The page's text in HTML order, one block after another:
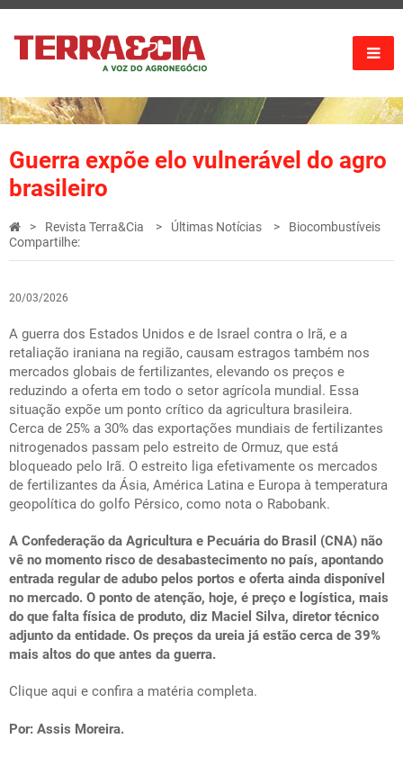
Guerra expõe elo vulnerável do agro
brasileiro
Revista Terra&Cia Últimas Notícias
Biocombustíveis
Compartilhe:
20/03/2026
A guerra dos Estados Unidos e de Israel contra o Irã, e a
retaliação iraniana na região, causam estragos também nos
mercados globais de fertilizantes, elevando os preços e
reduzindo a oferta em todo o setor agrícola mundial. Essa
situação expõe um ponto crítico da agricultura brasileira.
Cerca de 25% a 30% das exportações mundiais de fertilizantes
nitrogenados passam pelo estreito de Ormuz, que está
bloqueado pelo Irã. O estreito liga efetivamente os mercados
de fertilizantes da Ásia, América Latina e Europa à temperatura
geopolítica do golfo Pérsico, como nota o Rabobank.
A Confederação da Agricultura e Pecuária do Brasil (CNA) não
vê no momento risco de desabastecimento no país, apontando
entrada regular de adubo pelos portos e oferta ainda disponível
no mercado. O ponto de atenção, hoje, é preço e logística, mais
do que falta física de produto, diz Maciel Silva, diretor técnico
adjunto da entidade. Os preços da ureia já estão cerca de 39%
mais altos do que antes da guerra.
Clique aqui e confira a matéria completa.
Por: Assis Moreira.